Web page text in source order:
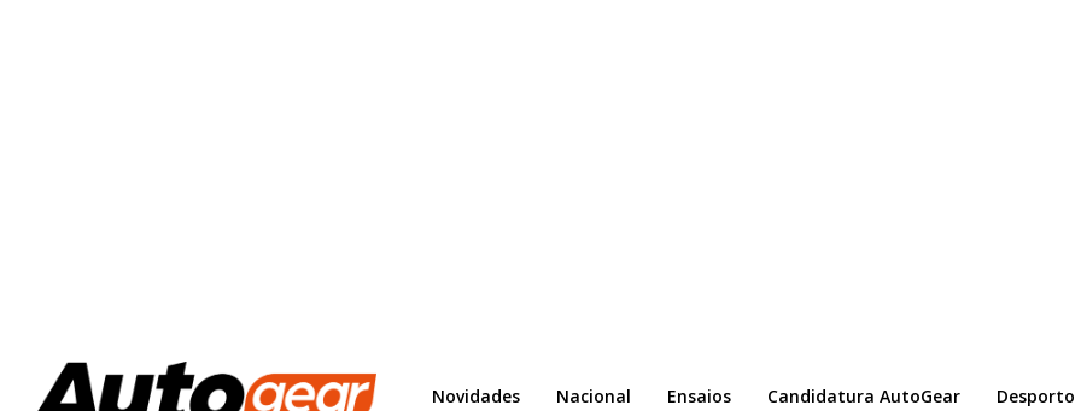
Novidades Nacional Ensaios Candidatura AutoGear